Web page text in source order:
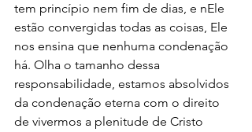
tem princípio nem fim de dias, e nEle
estão convergidas todas as coisas, Ele
nos ensina que nenhuma condenação
há. Olha o tamanho dessa
responsabilidade, estamos absolvidos
da condenação eterna com o direito
de vivermos a plenitude de Cristo